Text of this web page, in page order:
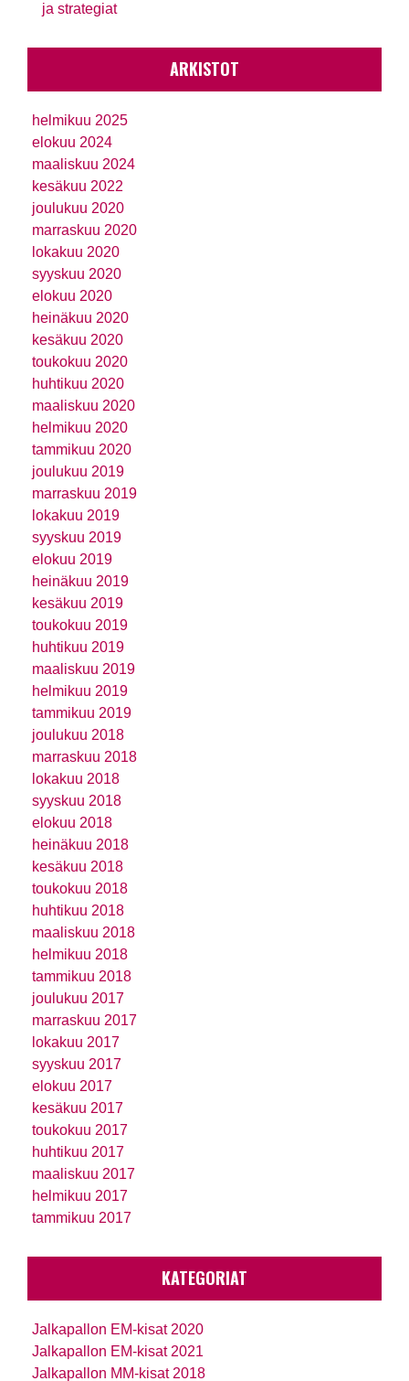
ja strategiat
ARKISTOT
helmikuu 2025
elokuu 2024
maaliskuu 2024
kesäkuu 2022
joulukuu 2020
marraskuu 2020
lokakuu 2020
syyskuu 2020
elokuu 2020
heinäkuu 2020
kesäkuu 2020
toukokuu 2020
huhtikuu 2020
maaliskuu 2020
helmikuu 2020
tammikuu 2020
joulukuu 2019
marraskuu 2019
lokakuu 2019
syyskuu 2019
elokuu 2019
heinäkuu 2019
kesäkuu 2019
toukokuu 2019
huhtikuu 2019
maaliskuu 2019
helmikuu 2019
tammikuu 2019
joulukuu 2018
marraskuu 2018
lokakuu 2018
syyskuu 2018
elokuu 2018
heinäkuu 2018
kesäkuu 2018
toukokuu 2018
huhtikuu 2018
maaliskuu 2018
helmikuu 2018
tammikuu 2018
joulukuu 2017
marraskuu 2017
lokakuu 2017
syyskuu 2017
elokuu 2017
kesäkuu 2017
toukokuu 2017
huhtikuu 2017
maaliskuu 2017
helmikuu 2017
tammikuu 2017
KATEGORIAT
Jalkapallon EM-kisat 2020
Jalkapallon EM-kisat 2021
Jalkapallon MM-kisat 2018